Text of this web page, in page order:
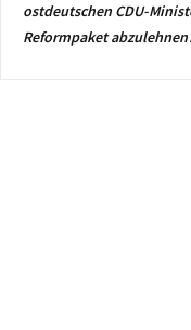
ostdeutschen CDU-
Reformpaket